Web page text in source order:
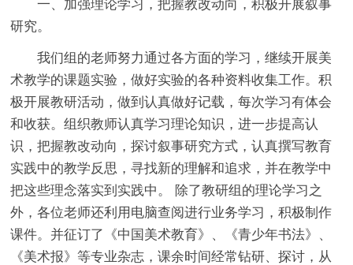
一、加强理论学习，把握教改动向，积极开展叙事
研究。
我们组的老师努力通过各方面的学习，继续开展美
术教学的课题实验，做好实验的各种资料收集工作。积
极开展教研活动，做到认真做好记载，每次学习有体会
和收获。组织教师认真学习理论知识，进一步提高认
识，把握教改动向，探讨叙事研究方式，认真撰写教育
实践中的教学反思，寻找新的理解和追求，并在教学中
把这些理念落实到实践中。 除了教研组的理论学习之
外，各位老师还利用电脑查阅进行业务学习，积极制作
课件。并征订了《中国美术教育》、《青少年书法》、
《美术报》等专业杂志，课余时间经常钻研、探讨，从